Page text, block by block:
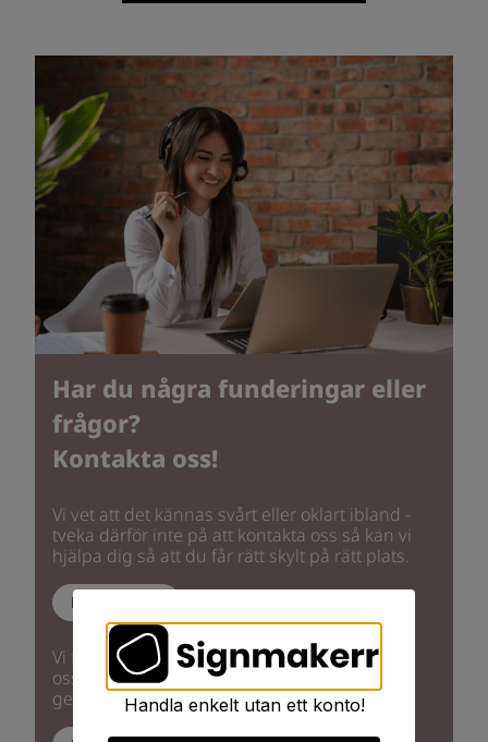
Har du några funderingar eller
frågor?
Kontakta oss!
Vi vet att det kännas svårt eller oklart ibland -
tveka därför inte på att kontakta oss så kan vi
hjälpa dig så att du får rätt skylt på rätt plats.
Kundservice
Vi finns på fler platser med lokala kontor. Hos
oss får ni personlig service och vägledning
genom hela projektet.
Handla enkelt utan ett konto!